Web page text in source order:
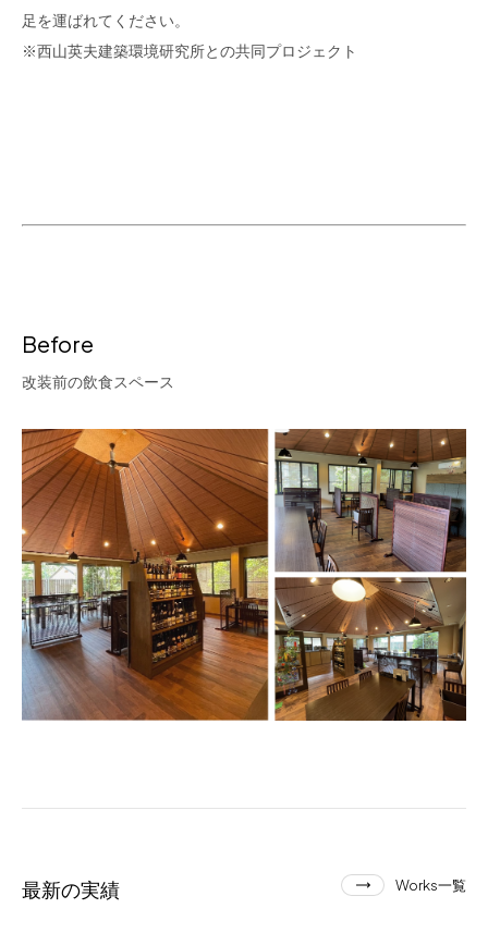
足を運ばれてください。
※西山英夫建築環境研究所との共同プロジェクト
Before
改装前の飲食スペース
最新の実績 Works一覧